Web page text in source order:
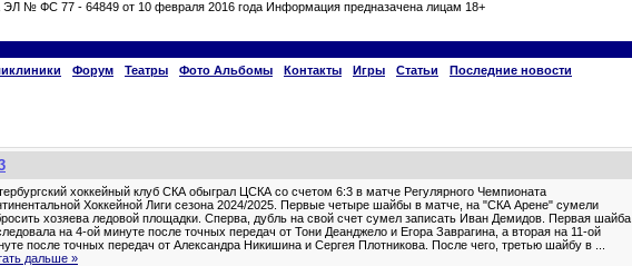
№ ФС 77 - 64849 от 10 февраля 2016 года Информация предназачена лицам 18+
Форум Театры Фото Альбомы Контакты Игры Статьи Последние новости
хоккейный клуб СКА обыграл ЦСКА со счетом 6:3 в матче Регулярного Чемпионата
Хоккейной Лиги сезона 2024/2025. Первые четыре шайбы в матче, на "СКА Арене" сумели
хозяева ледовой площадки. Сперва, дубль на свой счет сумел записать Иван Демидов. Первая шайба
на 4-ой минуте после точных передач от Тони Деанджело и Егора Заврагина, а вторая на 11-ой
после точных передач от Александра Никишина и Сергея Плотникова. После чего, третью шайбу в
дальше »